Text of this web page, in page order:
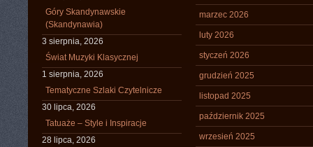
Góry Skandynawskie
(Skandynawia)
3 sierpnia, 2026
Świat Muzyki Klasycznej
1 sierpnia, 2026
Tematyczne Szlaki Czytelnicze
30 lipca, 2026
Tatuaże – Style i Inspiracje
28 lipca, 2026
marzec 2026
luty 2026
styczeń 2026
grudzień 2025
listopad 2025
październik 2025
wrzesień 2025